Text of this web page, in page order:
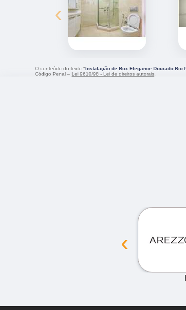
‹
O conteúdo do texto "Instalação de Box Elegance Dourado Rio
Código Penal – Lei 9610/98 - Lei de direitos autorais
‹